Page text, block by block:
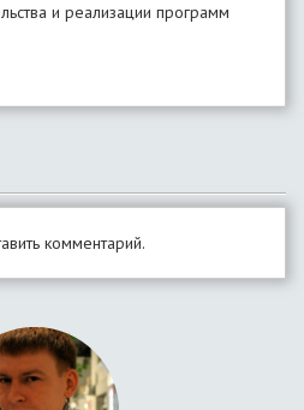
и реализации программ
комментарий.